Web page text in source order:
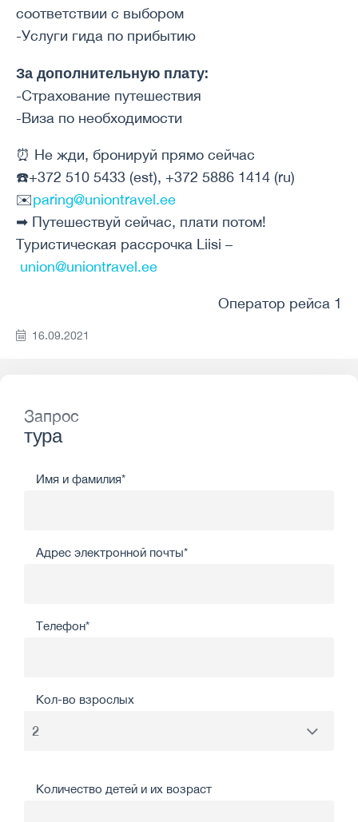
соответствии с выбором
-Услуги гида по прибытию
За дополнительную плату:
-Страхование путешествия
-Виза по необходимости
⏰ Не жди, бронируй прямо сейчас
☎️+372 510 5433 (est), +372 5886 1414 (ru)
✉️paring@uniontravel.ee
➡ Путешествуй сейчас, плати потом!
Туристическая рассрочка Liisi –
union@uniontravel.ee
Оператор рейса 1
16.09.2021
Запрос
тура
Имя и фамилия*
Адрес электронной почты*
Телефон*
Кол-во взрослых
Количество детей и их возраст